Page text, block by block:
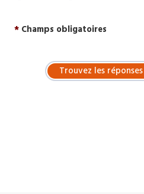
* Champs obligatoires
Trouvez les